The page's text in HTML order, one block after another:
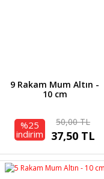
9 Rakam Mum Altın -
10 cm
%25
indirim
50,00 TL
37,50 TL